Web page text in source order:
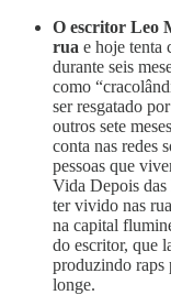
O escritor Leo
rua e hoje tenta
durante seis
como
ser resgatado
outros sete
conta nas redes
pessoas que
Vida Depois das
ter vivido nas
na capital
do escritor, que
produzindo raps
longe.